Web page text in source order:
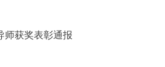
师获奖表彰通报